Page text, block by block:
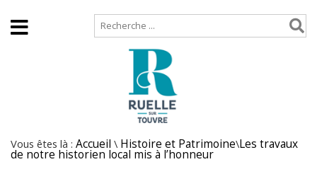
Vous êtes là : Accueil \ Histoire et Patrimoine\Les travaux
de notre historien local mis à l’honneur